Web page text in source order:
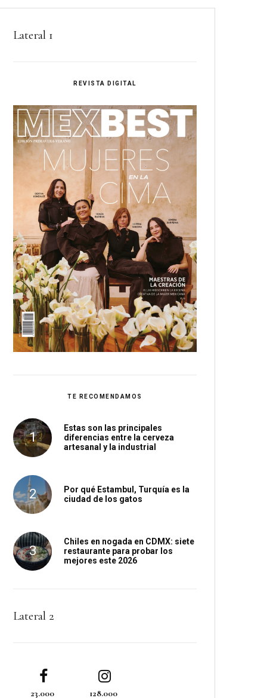
Lateral 1
REVISTA DIGITAL
TE RECOMENDAMOS
Estas son las principales
diferencias entre la cerveza
artesanal y la industrial
Por qué Estambul, Turquía es la
ciudad de los gatos
Chiles en nogada en CDMX: siete
restaurante para probar los
mejores este 2026
Lateral 2
23.000 128.000